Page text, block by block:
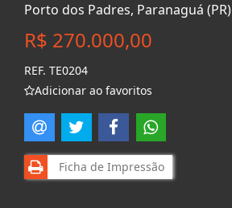
Porto dos Padres, Paranaguá (PR)
R$ 270.000,00
REF. TE0204
Adicionar ao favoritos
Ficha de Impressão